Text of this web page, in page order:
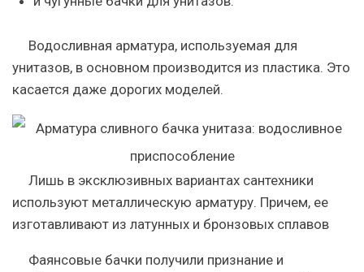
Водосливная арматура, используемая для
унитазов, в основном производится из пластика. Это
касается даже дорогих моделей.
Лишь в эксклюзивных вариантах сантехники
используют металлическую арматуру. Причем, ее
изготавливают из латунных и бронзовых сплавов
Фаянсовые бачки получили признание и